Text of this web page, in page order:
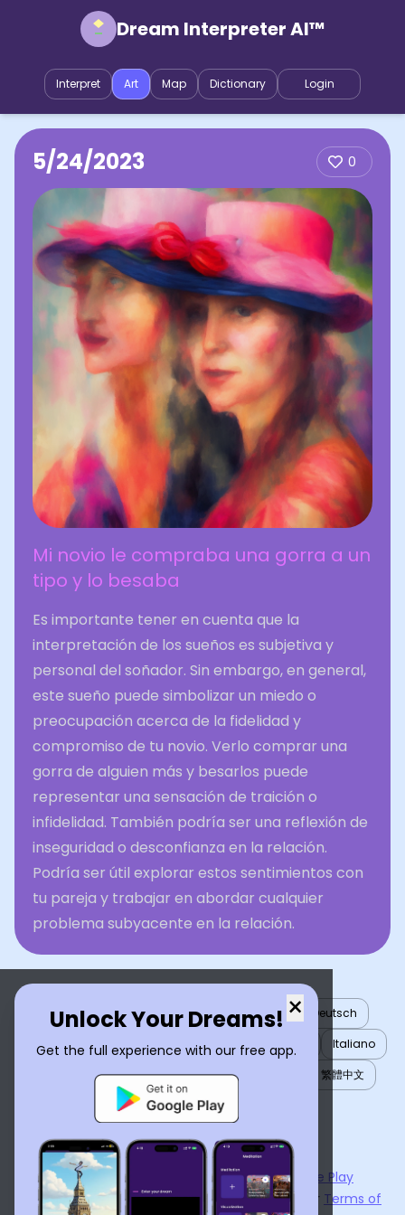
Dream Interpreter AI™
Interpret Art Map Dictionary Login
5/24/2023 0
Mi novio le compraba una gorra a un
tipo y lo besaba
Es importante tener en cuenta que la
interpretación de los sueños es subjetiva y
personal del soñador. Sin embargo, en general,
este sueño puede simbolizar un miedo o
preocupación acerca de la fidelidad y
compromiso de tu novio. Verlo comprar una
gorra de alguien más y besarlos puede
representar una sensación de traición o
infidelidad. También podría ser una reflexión de
inseguridad o desconfianza en la relación.
Podría ser útil explorar estos sentimientos con
tu pareja y trabajar en abordar cualquier
problema subyacente en la relación.
×
Unlock Your Dreams!
Get the full experience with our free app.
English العربية Nederlands Türkçe
Deutsch
Español
Français עברית 日本語
Italiano
Português
Русский Tiếng Việt
繁體中文
ไทย
Українська
Now available on the App StoreandGoogle Play
By usingDream Interpreter AI , you agree to our Terms of